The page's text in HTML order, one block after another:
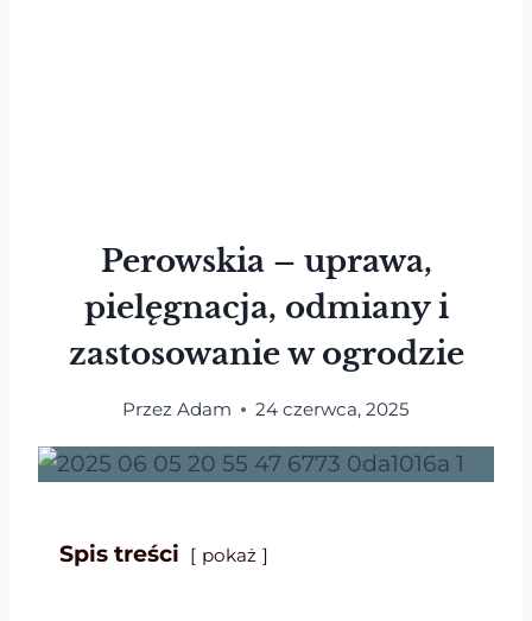
Perowskia – uprawa,
pielęgnacja, odmiany i
zastosowanie w ogrodzie
Przez Adam 24 czerwca, 2025
Spis treści pokaż